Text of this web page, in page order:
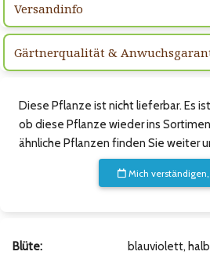
Versandinfo
Gärtnerqualität &
Diese Pflanze ist nicht lieferbar. Es
ob diese Pflanze wieder ins
ähnliche Pflanzen finden Sie weiter
Mich
Blüte:
blauviolett,